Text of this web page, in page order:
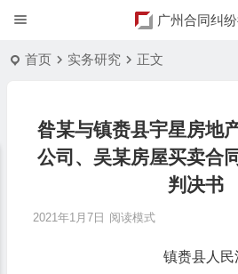
广州合同纠
首页 实务研究 正文
昝某与镇赉县宇星房地
公司、吴某房屋买卖合
判决书
2021年1月7日 阅读模式
镇赉县人民